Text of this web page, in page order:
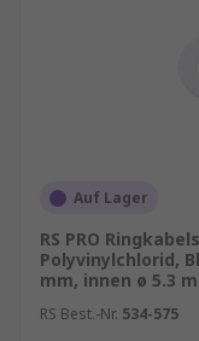
Arten von
Vielzahl von
Leitergröße) der
Kenngröße. Die
angemessen der
Auf Lager
RS PRO
Polyvinylchlorid,
mm, innen ø 5.3
RS Best.-Nr. 534-575